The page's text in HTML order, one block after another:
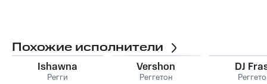
Похожие исполнители
Ishawna
Регги
Vershon
Реггетон
DJ